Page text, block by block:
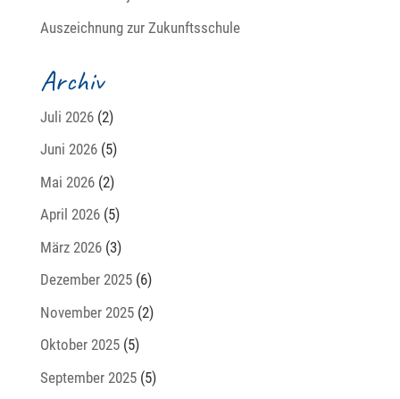
Auszeichnung zur Zukunftsschule
Archiv
Juli 2026(2)
Juni 2026(5)
Mai 2026(2)
April 2026(5)
März 2026(3)
Dezember 2025(6)
November 2025(2)
Oktober 2025(5)
September 2025(5)